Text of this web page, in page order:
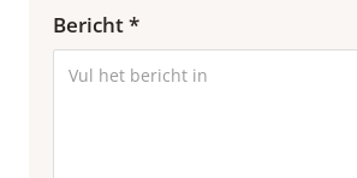
Bericht *